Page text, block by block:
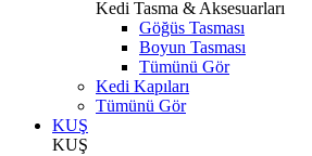
Kedi Tasma & Aksesuarları
Göğüs Tasması
Boyun Tasması
Tümünü Gör
Kedi Kapıları
Tümünü Gör
KUŞ
KUŞ